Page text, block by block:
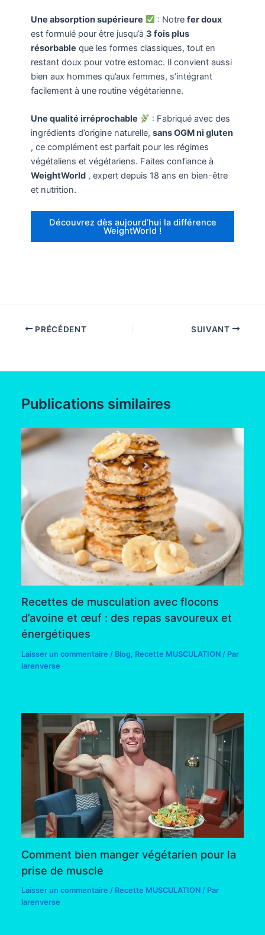
Une absorption supérieure : Notrefer doux
est formulé pour être jusqu’à 3 fois plus
résorbable que les formes classiques, tout en
restant doux pour votre estomac. Il convient aussi
bien aux hommes qu’aux femmes, s’intégrant
facilement à une routine végétarienne.
Une qualité irréprochable
: Fabriqué avec des
ingrédients d’origine naturelle, sans OGM ni gluten
, ce complément est parfait pour les régimes
végétaliens et végétariens. Faites confiance à
WeightWorld, expert depuis 18 ans en bien-être
et nutrition.
Découvrez dès aujourd’hui la différence
WeightWorld !
PRÉCÉDENT SUIVANT
Publications similaires
Recettes de musculation avec flocons
d’avoine et œuf : des repas savoureux et
énergétiques
Laisser un commentaire / Blog, Recette MUSCULATION / Par
larenverse
Comment bien manger végétarien pour la
prise de muscle
Laisser un commentaire / Recette MUSCULATION / Par
larenverse